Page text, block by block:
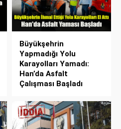
Büyükşehrin
Yapmadığı Yolu
Karayolları Yamadı:
Han’da Asfalt
Çalışması Başladı